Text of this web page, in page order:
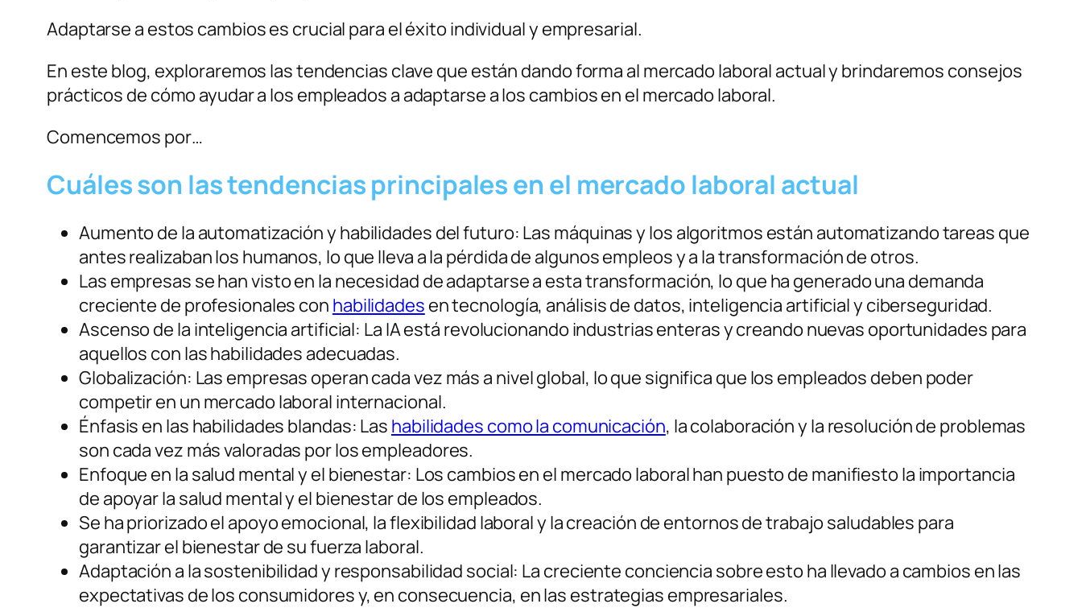
Adaptarse a estos cambios es crucial para el éxito individual y empresarial.
En este blog, exploraremos las tendencias clave que están dando forma al mercado laboral actual y brindaremos consejos
prácticos de cómo ayudar a los empleados a adaptarse a los cambios en el mercado laboral.
Comencemos por…
Cuáles son las tendencias principales en el mercado laboral actual
Aumento de la automatización y habilidades del futuro: Las máquinas y los algoritmos están automatizando tareas que
antes realizaban los humanos, lo que lleva a la pérdida de algunos empleos y a la transformación de otros.
Las empresas se han visto en la necesidad de adaptarse a esta transformación, lo que ha generado una demanda
creciente de profesionales con habilidades en tecnología, análisis de datos, inteligencia artificial y ciberseguridad.
Ascenso de la inteligencia artificial: La IA está revolucionando industrias enteras y creando nuevas oportunidades para
aquellos con las habilidades adecuadas.
Globalización: Las empresas operan cada vez más a nivel global, lo que significa que los empleados deben poder
competir en un mercado laboral internacional.
Énfasis en las habilidades blandas: Las habilidades como la comunicación, la colaboración y la resolución de problemas
son cada vez más valoradas por los empleadores.
Enfoque en la salud mental y el bienestar: Los cambios en el mercado laboral han puesto de manifiesto la importancia
de apoyar la salud mental y el bienestar de los empleados.
Se ha priorizado el apoyo emocional, la flexibilidad laboral y la creación de entornos de trabajo saludables para
garantizar el bienestar de su fuerza laboral.
Adaptación a la sostenibilidad y responsabilidad social: La creciente conciencia sobre esto ha llevado a cambios en las
expectativas de los consumidores y, en consecuencia, en las estrategias empresariales.